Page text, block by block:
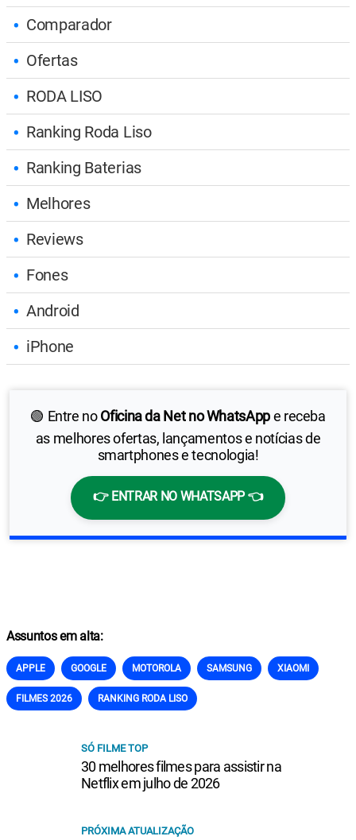
Comparador
Ofertas
RODA LISO
Ranking Roda Liso
Ranking Baterias
Melhores
Reviews
Fones
Android
iPhone
🟢 Entre noOficina da Net no WhatsAppe receba
as melhores ofertas, lançamentos e notícias de
smartphones e tecnologia!
👉 ENTRAR NO WHATSAPP 👈
Assuntos em alta:
APPLE GOOGLE MOTOROLA SAMSUNG XIAOMI
FILMES 2026 RANKING RODA LISO
SÓ FILME TOP
30 melhores filmes para assistir na
Netflix em julho de 2026
PRÓXIMA ATUALIZAÇÃO